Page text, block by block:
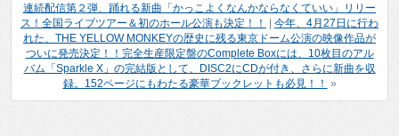
連続配信第２弾、踊れる新曲「かっこよくなんかならなくていい」リリー
ス！全国ライブツアー＆初のホール公演も決定！！
今年、4月27日に行わ
れた、THE YELLOW MONKEYの歴史に残る東京ドーム公演の映像作品が
ついに発売決定！！完全生産限定盤のComplete Boxには、10枚目のアル
バム「Sparkle X」の完結版として、DISC2にCDが付き、さらに新曲を収
録。152ページにもわたる豪華ブックレットも必見！！ »